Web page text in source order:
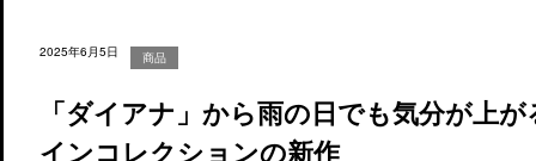
2025年6月5日 商品
「ダイアナ」から雨の日でも気分が上
インコレクションの新作